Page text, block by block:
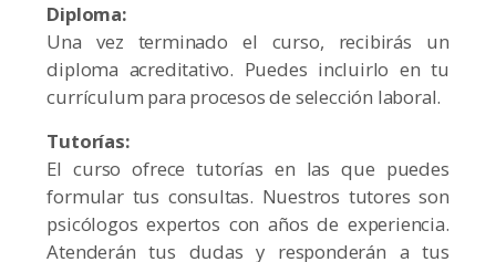
Diploma:
Una vez terminado el curso, recibirás un
diploma acreditativo. Puedes incluirlo en tu
currículum para procesos de selección laboral.
Tutorías:
El curso ofrece tutorías en las que puedes
formular tus consultas. Nuestros tutores son
psicólogos expertos con años de experiencia.
Atenderán tus dudas y responderán a tus